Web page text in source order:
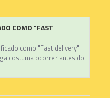
COMO "FAST
como "Fast delivery".
costuma ocorrer antes do